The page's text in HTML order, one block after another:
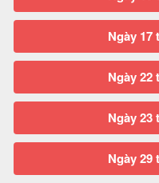
Ngày 17
Ngày 22
Ngày 23
Ngày 29